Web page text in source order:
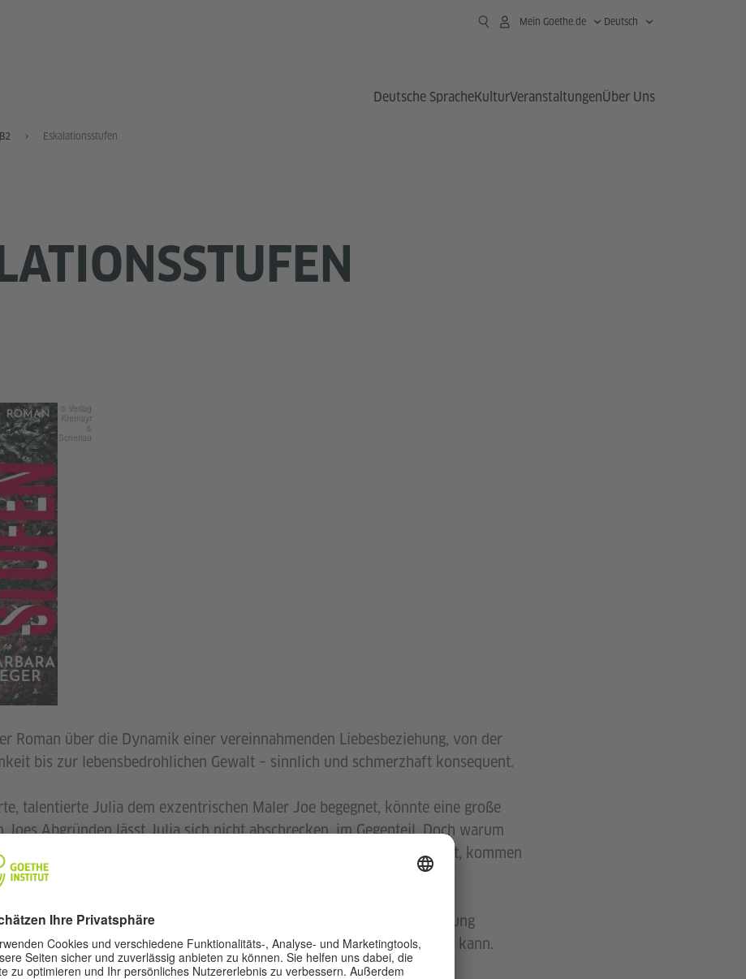
Mein Goethe.de Deutsch
Deutsche SpracheKulturVeranstaltungenÜber Uns
B2 Eskalationsstufen
© Verlag
Kremayr
&
Scheriau
Roman über die Dynamik einer vereinnahmenden Liebesbeziehung, von der
bis zur lebensbedrohlichen Gewalt – sinnlich und schmerzhaft konsequent.
talentierte Julia dem exzentrischen Maler Joe begegnet, könnte eine große
Joes Abgründen lässt Julia sich nicht abschrecken, im Gegenteil. Doch warum
Als sie ihm schließlich in seine abgeschiedene Hütte im Wald folgt, kommen
dass die Wahrheit nicht mehr zu verbergen ist.
in einer rasanten Handlung minutiös die Motive und die Entwicklung
und zeigt, dass häusliche Gewalt jede und jeden von uns treffen kann.